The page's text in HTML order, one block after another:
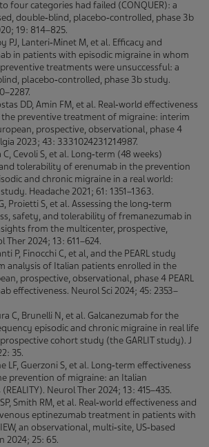
four categories had failed (CONQUER): a
double‑blind, placebo‑controlled, phase 3b
19: 814–825.
PJ, Lanteri‑Minet M, et al. Efficacy and
in patients with episodic migraine in whom
treatments were unsuccessful: a
placebo‑controlled, phase 3b study.
DD, Amin FM, et al. Real‑world effectiveness
preventive treatment of migraine: interim
prospective, observational, phase 4
2023; 43: 3331024231214987.
Cevoli S, et al. Long‑term (48 weeks)
tolerability of erenumab in the prevention
and chronic migraine in a real world:
Headache 2021; 61: 1351–1363.
Proietti S, et al. Assessing the long‑term
safety, and tolerability of fremanezumab in
from the multicenter, prospective,
Ther 2024; 13: 611–624.
P, Finocchi C, et al, and the PEARL study
analysis of Italian patients enrolled in the
prospective, observational, phase 4 PEARL
effectiveness. Neurol Sci 2024; 45: 2353–
C, Brunelli N, et al. Galcanezumab for the
episodic and chronic migraine in real life
cohort study (the GARLIT study). J
35.
LF, Guerzoni S, et al. Long‑term effectiveness
prevention of migraine: an Italian
Neurol Ther 2024; 13: 415–435.
Smith RM, et al. Real‑world effectiveness and
eptinezumab treatment in patients with
an observational, multi‑site, US‑based
2024; 25: 65.